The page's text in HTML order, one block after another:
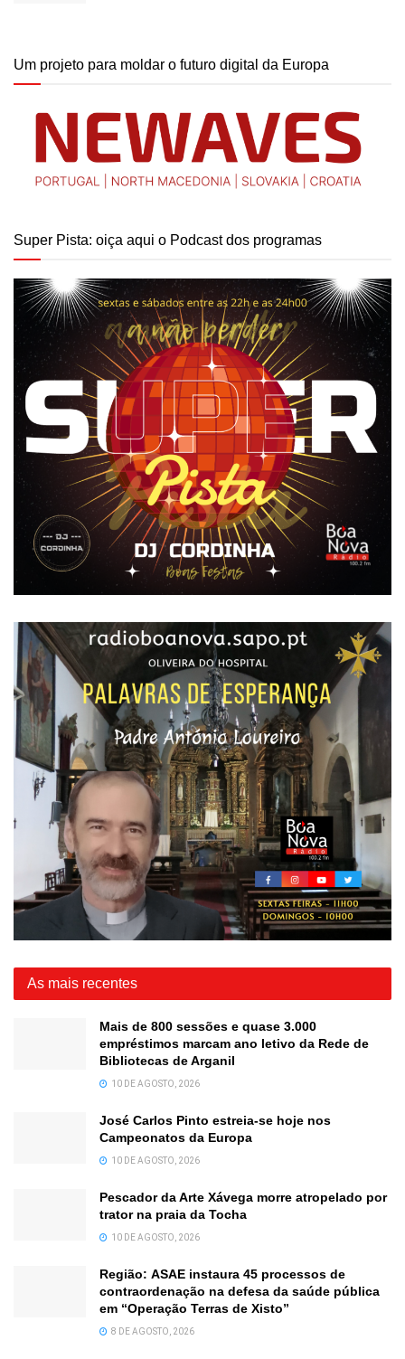
Um projeto para moldar o futuro digital da Europa
Super Pista: oiça aqui o Podcast dos programas
As mais recentes
Mais de 800 sessões e quase 3.000
empréstimos marcam ano letivo da Rede de
Bibliotecas de Arganil
10 DE AGOSTO, 2026
José Carlos Pinto estreia-se hoje nos
Campeonatos da Europa
10 DE AGOSTO, 2026
Pescador da Arte Xávega morre atropelado por
trator na praia da Tocha
10 DE AGOSTO, 2026
Região: ASAE instaura 45 processos de
contraordenação na defesa da saúde pública
em “Operação Terras de Xisto”
8 DE AGOSTO, 2026